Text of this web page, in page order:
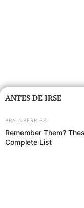
ANTES DE IRSE